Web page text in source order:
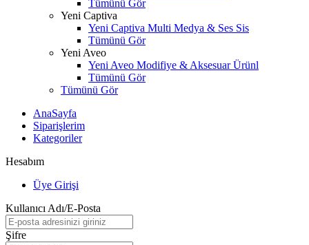
Tümünü Gör
Yeni Captiva
Yeni Captiva Multi Medya & Ses Sis
Tümünü Gör
Yeni Aveo
Yeni Aveo Modifiye & Aksesuar Ürünl
Tümünü Gör
Tümünü Gör
AnaSayfa
Siparişlerim
Kategoriler
Hesabım
Üye Girişi
Kullanıcı Adı/E-Posta
Şifre